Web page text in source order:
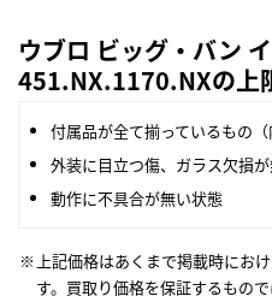
ウブロ ビッグ・バン
451.NX.1170.NXの上
付属品が全て揃っているもの（
外装に目立つ傷、ガラス欠損
動作に不具合が無い状態
上記価格はあくまで掲載時にお
す。買取り価格を保証するもので